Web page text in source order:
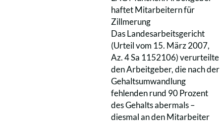
haftet Mitarbeitern für
Zillmerung
Das Landesarbeitsgericht
(Urteil vom 15. März 2007,
Az. 4 Sa 1152106) verurteilte
den Arbeitgeber, die nach der
Gehaltsumwandlung
fehlenden rund 90 Prozent
des Gehalts abermals –
diesmal an den Mitarbeiter